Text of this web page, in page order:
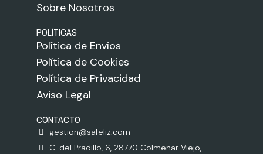
Sobre Nosotros
POLÍTICAS
Política de Envíos
Política de Cookies
Política de Privacidad
Aviso Legal
CONTACTO
gestion@safeliz.com
C. del Pradillo, 6, 28770 Colmenar Viejo,